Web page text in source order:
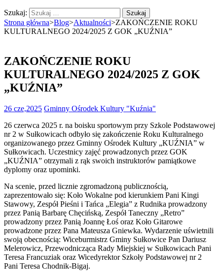
Szukaj:
Strona główna>Blog>Aktualności>ZAKOŃCZENIE ROKU
KULTURALNEGO 2024/2025 Z GOK „KUŹNIA”
ZAKOŃCZENIE ROKU
KULTURALNEGO 2024/2025 Z GOK
„KUŹNIA”
26 cze,2025 Gminny Ośrodek Kultury "Kuźnia"
26 czerwca 2025 r. na boisku sportowym przy Szkole Podstawowej
nr 2 w Sułkowicach odbyło się zakończenie Roku Kulturalnego
organizowanego przez Gminny Ośrodek Kultury „KUŹNIA” w
Sułkowicach. Uczestnicy zajęć prowadzonych przez GOK
„KUŹNIA” otrzymali z rąk swoich instruktorów pamiątkowe
dyplomy oraz upominki.
Na scenie, przed licznie zgromadzoną publicznością,
zaprezentowało się: Koło Wokalne pod kierunkiem Pani Kingi
Stawowy, Zespół Pieśni i Tańca „Elegia” z Rudnika prowadzony
przez Panią Barbarę Chęcińską, Zespół Taneczny „Retro”
prowadzony przez Panią Joannę Łoś oraz Koło Gitarowe
prowadzone przez Pana Mateusza Gniewka. Wydarzenie uświetnili
swoją obecnością: Wiceburmistrz Gminy Sułkowice Pan Dariusz
Melerowicz, Przewodnicząca Rady Miejskiej w Sułkowicach Pani
Teresa Francuziak oraz Wicedyrektor Szkoły Podstawowej nr 2
Pani Teresa Chodnik-Bigaj.